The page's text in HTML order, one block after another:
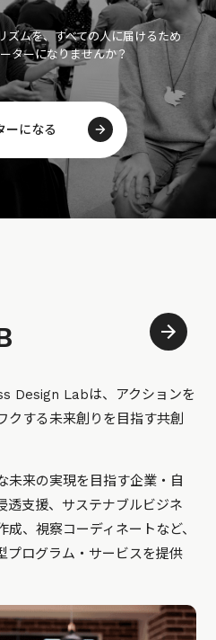
ズムを、すべての人に届けるため
ターになりませんか？
ーになる
Design Labは、アクションを
クする未来創りを目指す共創
未来の実現を目指す企業・自
透支援、サステナブルビジネ
、視察コーディネートなど、
プログラム・サービスを提供